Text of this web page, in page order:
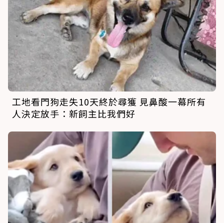
工地看門狗走失10天終於尋獲 見鼻酸一幕所有
人決定放手：新飼主比我們好